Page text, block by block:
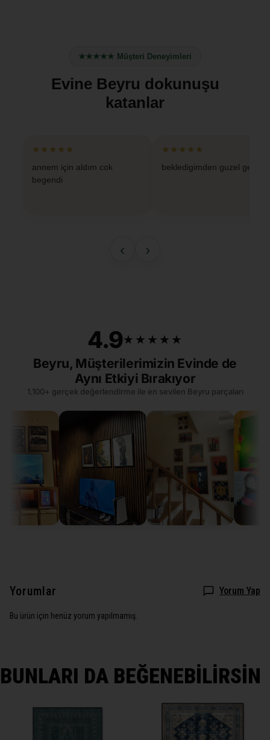
★★★★★ Müşteri Deneyimleri
Evine Beyru dokunuşu
katanlar
★★★★★
annem için aldım cok
begendi
★★★★★
bekledigimden guzel geldi
‹ ›
4.9★★★★★
★★★★★
Beyru, Müşterilerimizin Evinde de
Aynı Etkiyi Bırakıyor
1.100+ gerçek değerlendirme ile en sevilen Beyru parçaları
Yorumlar Yorum Yap
Bu ürün için henüz yorum yapılmamış.
BUNLARI DA BEĞENEBİLİRSİN